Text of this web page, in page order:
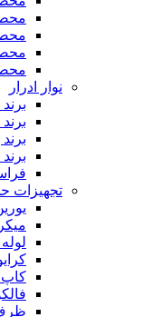
نوار ادرار
برند COMBI SCREEN (آنالیتیکون)
برند MEDI TEST (MN)
تجهیزات
لوله VTM
کاپ